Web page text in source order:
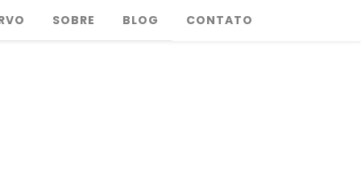
SOBRE BLOG CONTATO